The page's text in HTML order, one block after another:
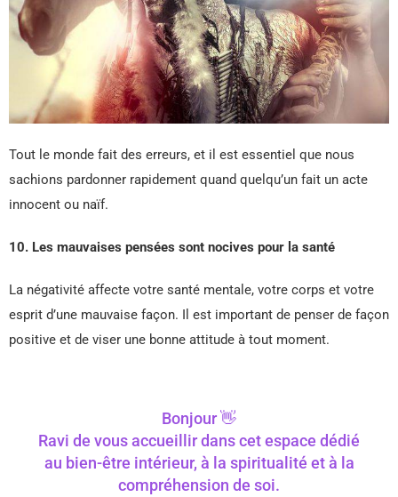
Tout le monde fait des erreurs, et il est essentiel que nous
sachions pardonner rapidement quand quelqu’un fait un acte
innocent ou naïf.
10. Les mauvaises pensées sont nocives pour la santé
La négativité affecte votre santé mentale, votre corps et votre
esprit d’une mauvaise façon. Il est important de penser de façon
positive et de viser une bonne attitude à tout moment.
Bonjour 👋
Ravi de vous accueillir dans cet espace dédié
au bien-être intérieur, à la spiritualité et à la
compréhension de soi.